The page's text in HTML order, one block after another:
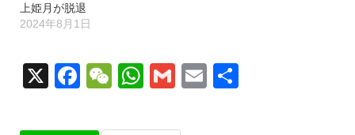
上姫月が脱退
2024年8月1日
X Facebook
WeChat
WhatsApp
GmailEmail